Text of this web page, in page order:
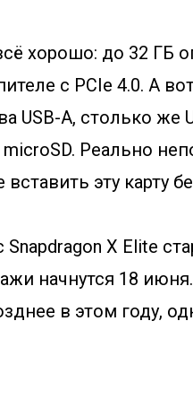
хорошо: до 32 ГБ
с PCIe 4.0. А
USB-A, столько же
Реально
эту карту
X Elite
начнутся 18
в этом году,